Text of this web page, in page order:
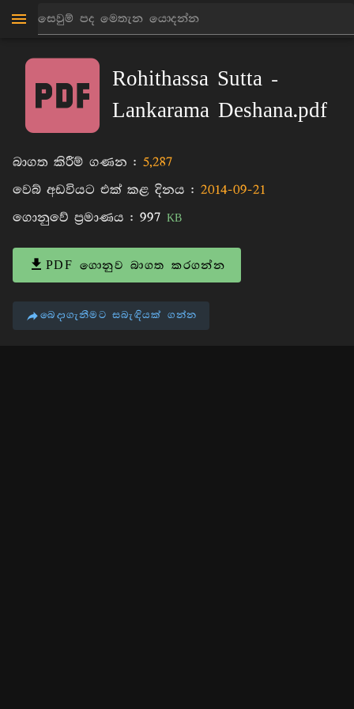
Rohithassa Sutta -
Lankarama Deshana.pdf
බාගත කිරීම් ගණන : 5,287
වෙබ් අඩවියට එක් කළ දිනය : 2014-09-21
ගොනුවේ ප්‍රමාණය : 997 KB
PDF ගොනුව බාගත කරගන්න
බෙදාගැනීමට සබැඳියක් ගන්න